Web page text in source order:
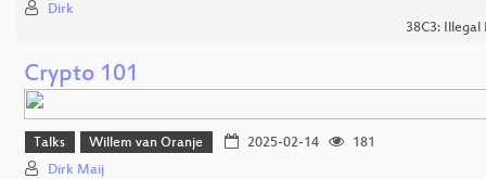
Dirk
38C3: Illegal
Crypto 101
Talks Willem van Oranje 2025-02-14
181
Dirk Maij